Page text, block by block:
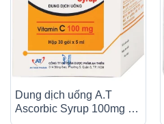
Dung dịch uống A.T
Ascorbic Syrup 100mg bổ